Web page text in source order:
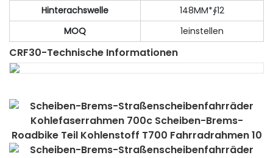
Hinterachswelle
148MM*∮12
MOQ
1einstellen
CRF30-Technische Informationen